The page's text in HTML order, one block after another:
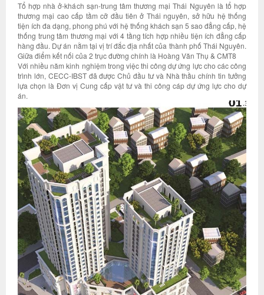
Tổ hợp nhà ở-khách sạn-trung tâm thương mại Thái Nguyên là tổ hợp
thương mại cao cấp tầm cỡ đầu tiên ở Thái nguyên, sở hữu hệ thống
tiện ích đa dạng, phong phú với hệ thống khách sạn 5 sao đẳng cấp, hệ
thống trung tâm thương mại với 4 tầng tích hợp nhiều tiện ích đẳng cấp
hàng đầu. Dự án nằm tại vị trí đắc địa nhất của thành phố Thái Nguyên.
Giữa điểm kết nối của 2 trục đường chính là Hoàng Văn Thụ & CMT8
Với nhiều năm kinh nghiệm trong việc thi công dự ứng lực cho các công
trình lớn, CECC-IBST đã được Chủ đầu tư và Nhà thầu chính tin tưởng
lựa chọn là Đơn vị Cung cấp vật tư và thi công cáp dự ứng lực cho dự
án.